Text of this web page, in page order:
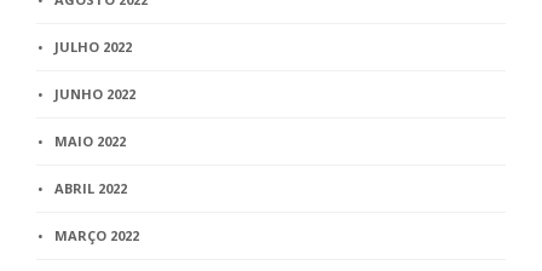
JULHO 2022
JUNHO 2022
MAIO 2022
ABRIL 2022
MARÇO 2022